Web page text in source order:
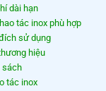
dài hạn
tác inox phù hợp
sử dụng
hiệu
sách
tác inox